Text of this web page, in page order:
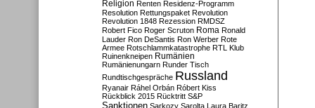
Religion Renten Residenz-Programm
Resolution Rettungspaket Revolution
Revolution 1848 Rezession RMDSZ
Robert Fico Roger Scruton Roma Ronald
Lauder Ron DeSantis Ron Werber Rote
Armee Rotschlammkatastrophe RTL Klub
Ruinenkneipen Rumänien
Rumänienungarn Runder Tisch
Rundtischgespräche Russland
Ryanair Ráhel Orbán Róbert Kiss
Rückblick 2015 Rücktritt S&P
Sanktionen Sarkozy Sarolta Laura Baritz